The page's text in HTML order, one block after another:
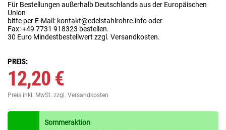
Für Bestellungen außerhalb Deutschlands aus der Europäischen
Union
bitte per E-Mail: kontakt@edelstahlrohre.info oder
Fax: +49 7731 918323 bestellen.
30 Euro Mindestbestellwert zzgl. Versandkosten.
PREIS:
12,20 €
Preis inkl. MwSt. zzgl. Versandkosten
Sommeraktion